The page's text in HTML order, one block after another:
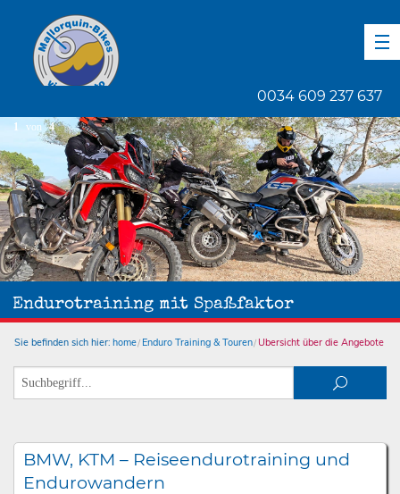
0034 609 237 637
Endurotraining mit Spaßfaktor
1 von 4
Sie befinden sich hier: home Enduro Training & Touren Übersicht über die Angebote
BMW, KTM – Reiseendurotraining und
Endurowandern